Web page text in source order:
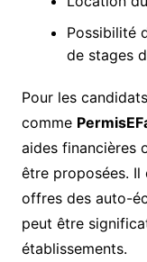
Possibilité
de stages
Pour les
comme
aides financières
être proposées. Il
offres des auto-
peut être
établissements.